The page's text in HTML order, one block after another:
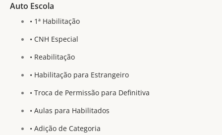
Auto Escola
• 1ª Habilitação
• CNH Especial
• Reabilitação
• Habilitação para Estrangeiro
• Troca de Permissão para Definitiva
• Aulas para Habilitados
• Adição de Categoria